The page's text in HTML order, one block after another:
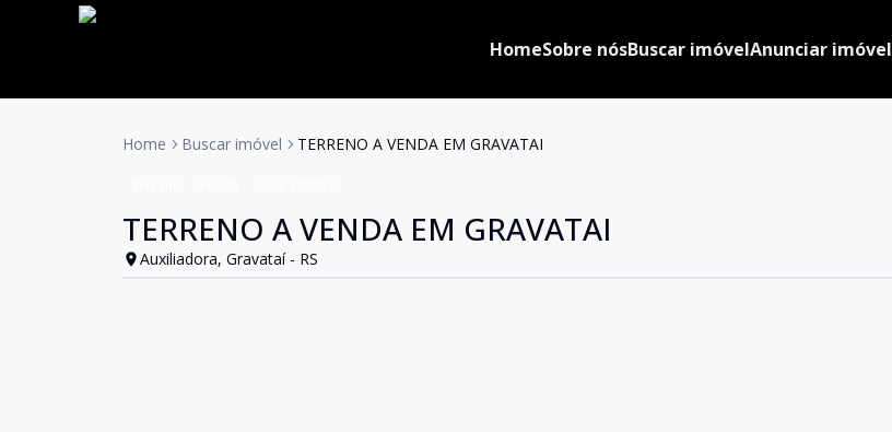
HomeSobre nósBuscar imóvelAnunciar imóvel
Home Buscar imóvel TERRENO A VENDA EM GRAVATAI
TERRENO A VENDA EM GRAVATAI
Auxiliadora, Gravataí - RS